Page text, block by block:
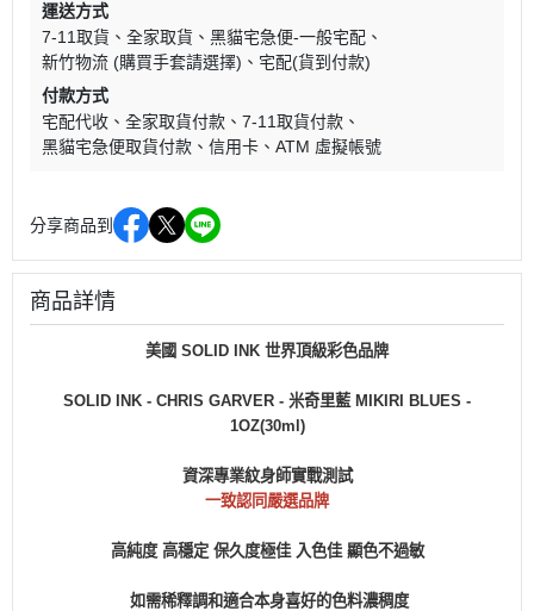
運送方式
7-11取貨
全家取貨
黑貓宅急便-一般宅配
新竹物流 (購買手套請選擇)
宅配(貨到付款)
付款方式
宅配代收
全家取貨付款
7-11取貨付款
黑貓宅急便取貨付款
信用卡 ATM 虛擬帳號
分享商品到
商品詳情
美國 SOLID INK 世界頂級彩色品牌
SOLID INK - CHRIS GARVER - 米奇里藍 MIKIRI BLUES -
1OZ(30ml)
資深專業紋身師實戰測試
一致認同嚴選品牌
高純度 高穩定 保久度極佳 入色佳 顯色不過敏
如需稀釋調和適合本身喜好的色料濃稠度